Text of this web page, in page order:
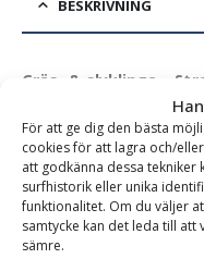
För att ge dig den bästa
cookies för att lagra och/
att godkänna dessa tekniker
surfhistorik eller unika
funktionalitet. Om du väljer
samtycke kan det leda till
sämre.
BESKRIVNING
Gräs- & slyklinga –
centrumhål 25,4 mm
Strand-TOTAL är en ny
till 50 mm. Stammar
längre tid att avverka.
“brödknivseggad”.